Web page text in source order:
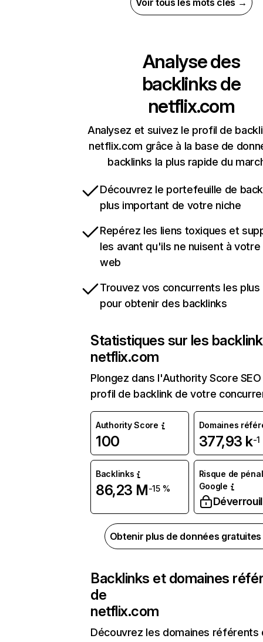
Voir tous les mots clés →
Analyse des
backlinks de
netflix.com
Analysez et suivez le profil de
netflix.com grâce à la base de
backlinks la plus rapide du
Découvrez le portefeuille de
plus important de votre niche
Repérez les liens toxiques et
les avant qu'ils ne nuisent à
web
Trouvez vos concurrents les
pour obtenir des backlinks
Statistiques sur les
netflix.com
Plongez dans l'Authority Score
profil de backlink de votre
Authority Score
100
Domaines
377,93 k-1
Backlinks
86,23 M-15 %
Risque de
Google
Obtenir plus de données
Backlinks et domaines
de
netflix.com
Découvrez les domaines référents